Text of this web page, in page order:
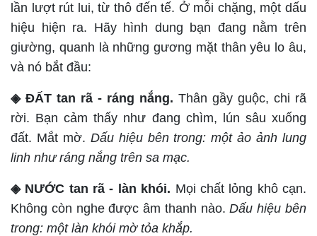
lần lượt rút lui, từ thô đến tế. Ở mỗi chặng, một dấu
hiệu hiện ra. Hãy hình dung bạn đang nằm trên
giường, quanh là những gương mặt thân yêu lo âu,
và nó bắt đầu:
◈ ĐẤT tan rã - ráng nắng. Thân gầy guộc, chi rã
rời. Bạn cảm thấy như đang chìm, lún sâu xuống
đất. Mắt mờ. Dấu hiệu bên trong: một ảo ảnh lung
linh như ráng nắng trên sa mạc.
◈ NƯỚC tan rã - làn khói. Mọi chất lỏng khô cạn.
Không còn nghe được âm thanh nào.Dấu hiệu bên
trong: một làn khói mờ tỏa khắp.